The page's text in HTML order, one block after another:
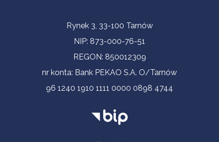
Informacje kontaktoweRynek 3, 33-100 Tarnów
NIP: 873-000-76-51
REGON: 850012309
nr konta: Bank PEKAO S.A. O/Tarnów
96 1240 1910 1111 0000 0898 4744